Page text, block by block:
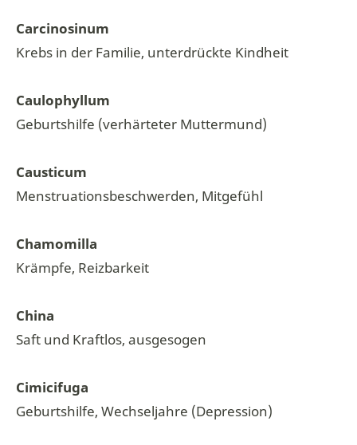
Carcinosinum
Krebs in der Familie, unterdrückte Kindheit
Caulophyllum
Geburtshilfe (verhärteter Muttermund)
Causticum
Menstruationsbeschwerden, Mitgefühl
Chamomilla
Krämpfe, Reizbarkeit
China
Saft und Kraftlos, ausgesogen
Cimicifuga
Geburtshilfe, Wechseljahre (Depression)